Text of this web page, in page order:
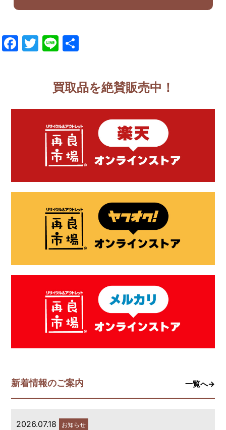
Facebook
Twitter
Line
買取品を絶賛販売中！
新着情報のご案内 一覧へ→
2026.07.18 お知らせ